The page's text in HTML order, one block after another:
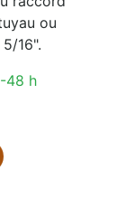
ou
16".
48 h